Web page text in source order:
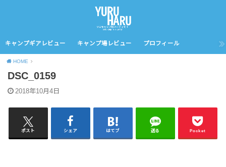
キャンプギアレビュー キャンプ場レビュー プロフィール
HOME
DSC_0159
2018年10月4日
ポスト シェア はてブ 送る Pocket